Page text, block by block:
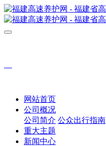
网站首页
公司概况
公司简介 公众出行指南
重大主题
新闻中心